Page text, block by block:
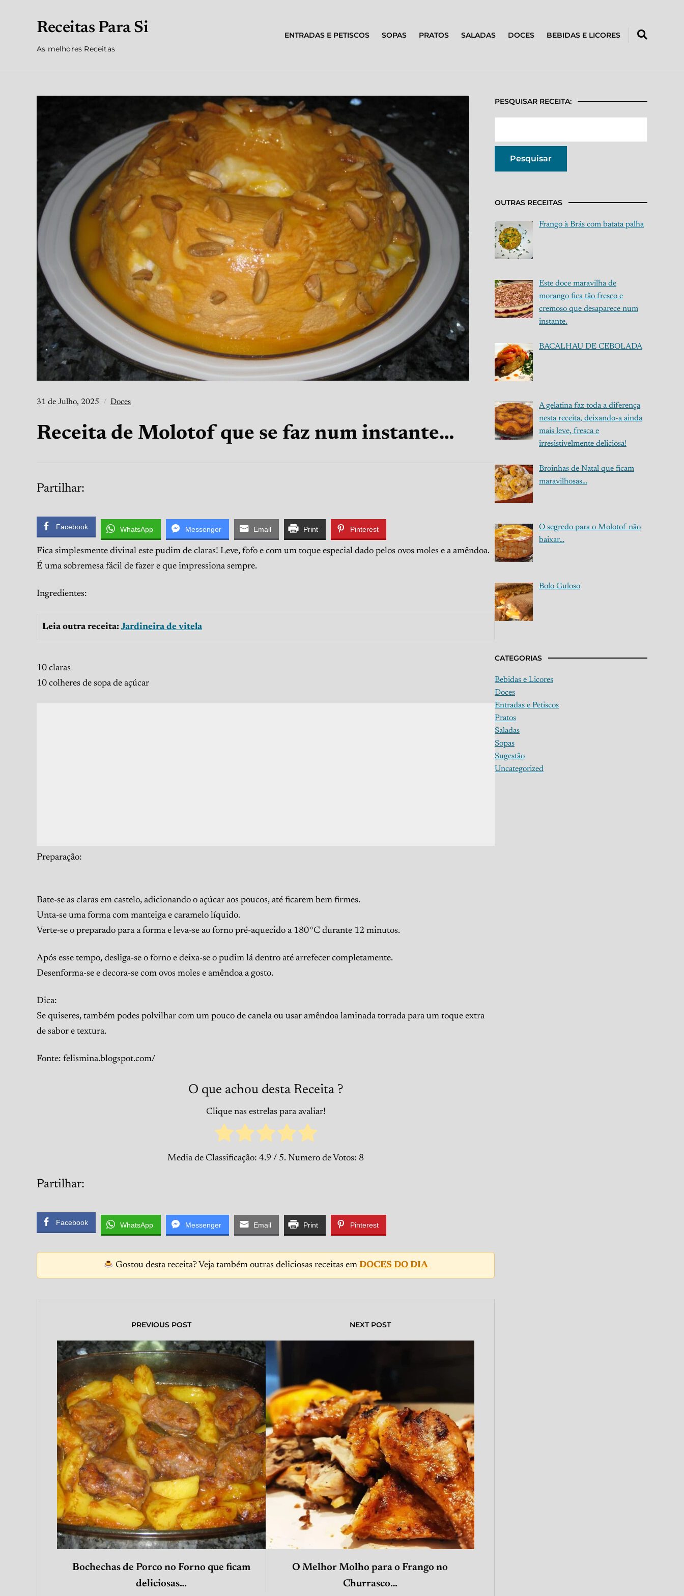
Receitas Para Si
As melhores Receitas
ENTRADAS E PETISCOS SOPAS PRATOS SALADAS DOCES BEBIDAS E LICORES
31 de Julho, 2025 Doces
Receita de Molotof que se faz num instante…
Partilhar:
Facebook WhatsApp Messenger Email Print Pinterest
Fica simplesmente divinal este pudim de claras! Leve, fofo e com um toque especial dado pelos ovos moles e a amêndoa.
É uma sobremesa fácil de fazer e que impressiona sempre.
Ingredientes:
Leia outra receita: Jardineira de vitela
10 claras
10 colheres de sopa de açúcar
Preparação:
Bate-se as claras em castelo, adicionando o açúcar aos poucos, até ficarem bem firmes.
Unta-se uma forma com manteiga e caramelo líquido.
Verte-se o preparado para a forma e leva-se ao forno pré-aquecido a 180 °C durante 12 minutos.
Após esse tempo, desliga-se o forno e deixa-se o pudim lá dentro até arrefecer completamente.
Desenforma-se e decora-se com ovos moles e amêndoa a gosto.
Dica:
Se quiseres, também podes polvilhar com um pouco de canela ou usar amêndoa laminada torrada para um toque extra
de sabor e textura.
Fonte: felismina.blogspot.com/
O que achou desta Receita ?
Clique nas estrelas para avaliar!
Media de Classificação: 4.9 / 5. Numero de Votos: 8
Partilhar:
Facebook WhatsApp Messenger Email Print Pinterest
Gostou desta receita? Veja também outras deliciosas receitas emDOCES DO DIA
PREVIOUS POST
Bochechas de Porco no Forno que ficam
deliciosas…
NEXT POST
O Melhor Molho para o Frango no
Churrasco…
PESQUISAR RECEITA:
OUTRAS RECEITAS
Frango à Brás com batata palha
Este doce maravilha de
morango fica tão fresco e
cremoso que desaparece num
instante.
BACALHAU DE CEBOLADA
A gelatina faz toda a diferença
nesta receita, deixando-a ainda
mais leve, fresca e
irresistivelmente deliciosa!
Broinhas de Natal que ficam
maravilhosas…
O segredo para o Molotof não
baixar…
Bolo Guloso
CATEGORIAS
Bebidas e Licores
Doces
Entradas e Petiscos
Pratos
Saladas
Sopas
Sugestão
Uncategorized